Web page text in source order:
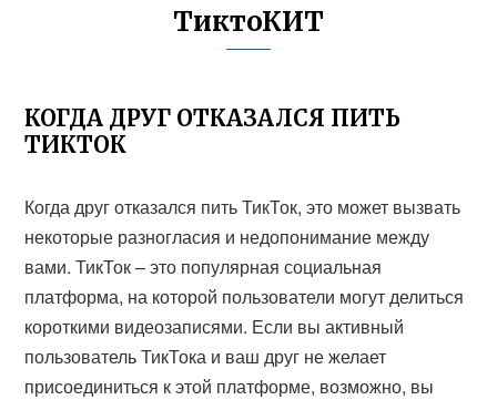
ТиктоКИТ
КОГДА ДРУГ ОТКАЗАЛСЯ ПИТЬ
ТИКТОК
Когда друг отказался пить ТикТок, это может вызвать
некоторые разногласия и недопонимание между
вами. ТикТок – это популярная социальная
платформа, на которой пользователи могут делиться
короткими видеозаписями. Если вы активный
пользователь ТикТока и ваш друг не желает
присоединиться к этой платформе, возможно, вы